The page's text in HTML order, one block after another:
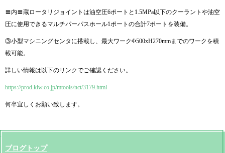
〓内〓蔵ロータリジョイントは油空圧6ポートと1.5MPa以下のクーラントや油空
圧に使用できるマルチパーパスホール1ポートの合計7ポートを装備。
③小型マシニングセンタに搭載し、最大ワークΦ500xH270mmまでのワークを積
載可能。
詳しい情報は以下のリンクでご確認ください。
https://prod.kiw.co.jp/mtools/nct/3179.html
何卒宜しくお願い致します。
ブログトップ